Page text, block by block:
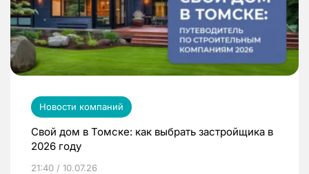
Новости компаний
Свой дом в Томске: как выбрать застройщика в
2026 году
21:40 / 10.07.26